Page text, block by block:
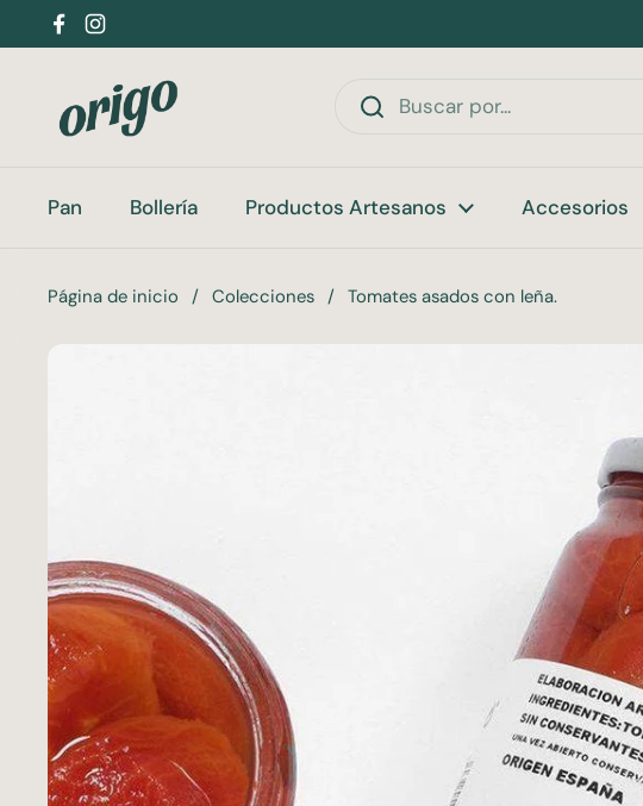
Ir al contenido
Facebook
Instagram
Pan Bollería Productos Artesanos Accesorios
Página de inicio / Colecciones / Tomates asados con leña.